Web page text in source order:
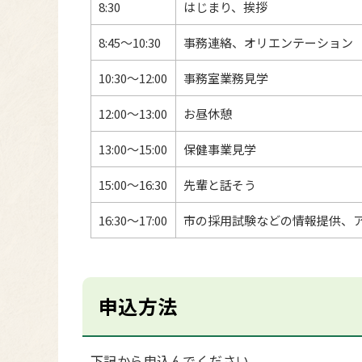
8:30 はじまり、挨拶
8:45～10:30 事務連絡、オリエンテーション
10:30～12:00 事務室業務見学
12:00～13:00 お昼休憩
13:00～15:00 保健事業見学
15:00～16:30 先輩と話そう
16:30～17:00 市の採用試験などの情報提供、
申込方法